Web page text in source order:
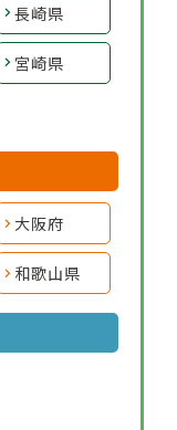
長崎県
宮崎県
大阪府
和歌山県